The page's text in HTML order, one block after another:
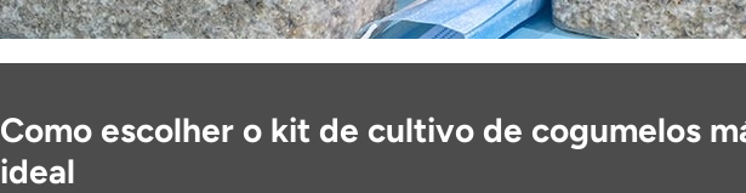
Como escolher o kit de cultivo de cogumelos
ideal